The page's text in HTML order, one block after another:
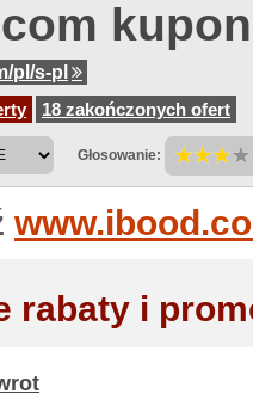
pl/s-pl
18 zakończonych ofert
Głosowanie:
rabaty i